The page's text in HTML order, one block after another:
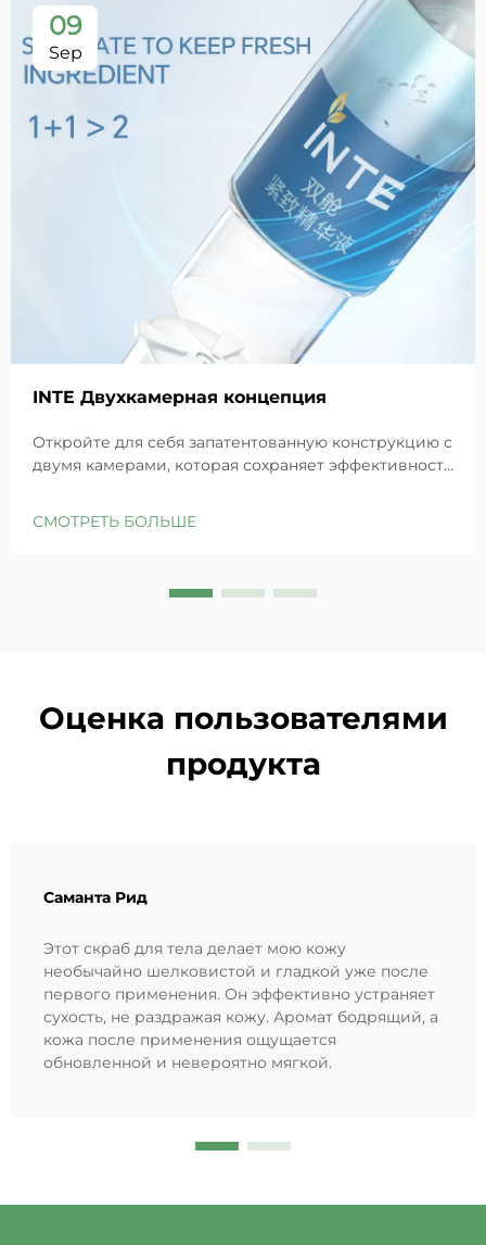
09
Sep
INTE Двухкамерная концепция
Откройте для себя запатентованную конструкцию с
двумя камерами, которая сохраняет эффективность
восстанавливает барьеры чувствительной кожи.
СМОТРЕТЬ БОЛЬШЕ
Оценка пользователями
продукта
Саманта Рид
Этот скраб для тела делает мою кожу
необычайно шелковистой и гладкой уже после
первого применения. Он эффективно устраняет
сухость, не раздражая кожу. Аромат бодрящий, а
кожа после применения ощущается
обновленной и невероятно мягкой.